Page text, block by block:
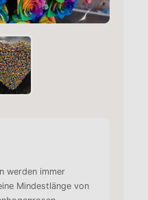
werden immer
Mindestlänge von